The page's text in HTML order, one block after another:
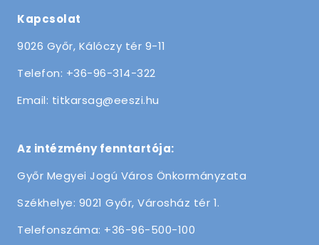
Kapcsolat
9026 Győr, Kálóczy tér 9-11
Telefon: +36-96-314-322
Email: titkarsag@eeszi.hu
Az intézmény fenntartója:
Győr Megyei Jogú Város Önkormányzata
Székhelye: 9021 Győr, Városház tér 1.
Telefonszáma: +36-96-500-100